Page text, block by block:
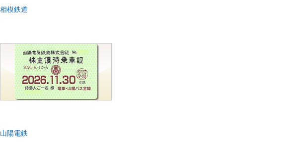
相模鉄道
山陽電鉄